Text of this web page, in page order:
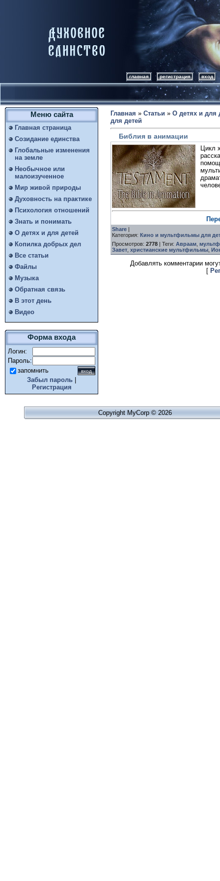
главная регистрация вход
Меню сайта
Главная страница
Созидание единства
Глобальные изменения
на земле
Необычное или
малоизученное
Мир живой природы
Духовность на практике
Психология отношений
Знать и понимать
О детях и для детей
Копилка добрых дел
Все статьи
Файлы
Музыка
Обратная связь
В этот день
Видео
Форма входа
Логин:
Пароль:
запомнить
Забыл пароль
Регистрация
Главная » Статьи » О детях и для
для детей
Библия в анимации
Цикл
Share
Категория: Кино и мультфильмы для
Просмотров: 2778 Теги: Авраам
Завет христианские мультфильмы
Добавлять комментарии
[
Copyright MyCorp © 2026